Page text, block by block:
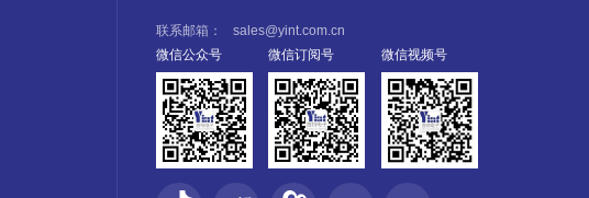
联系邮箱：
sales@yint.com.cn
微信公众号
微信订阅号 微信视频号